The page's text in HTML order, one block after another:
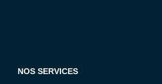
NOS SERVICES